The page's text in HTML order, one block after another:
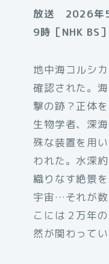
放送 2026年5
9時［NHK BS］
地中海コルシ
確認された。
撃の跡？正体
生物学者、深
殊な装置を用
われた。水深
織りなす絶景
宇宙…それが数
こには２万年
然が関わってい